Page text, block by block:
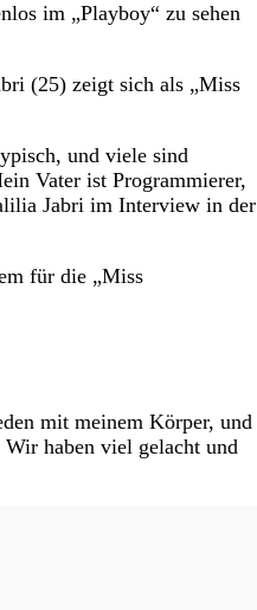
im „Playboy“ zu sehen
(25) zeigt sich als „Miss
und viele sind
Vater ist Programmierer,
Jabri im Interview in der
für die „Miss
mit meinem Körper, und
haben viel gelacht und